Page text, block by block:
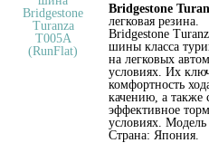
Bridgestone
легковая резина.
Bridgestone
шины класса
на легковых
условиях. Их
комфортность
качению, а также
эффективное
условиях. Модель
Страна: Япония.